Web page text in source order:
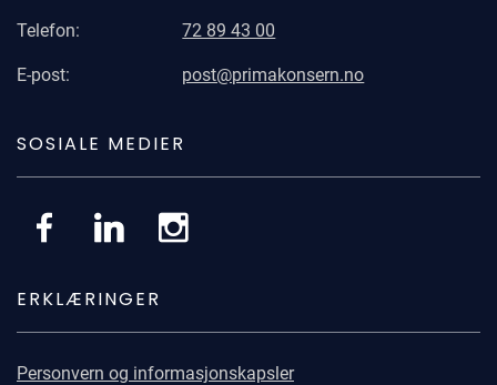
Telefon: 72 89 43 00
E-post: post@primakonsern.no
SOSIALE MEDIER
Gå til Facebook
Gå til LinkedIn
Gå til Instagram
ERKLÆRINGER
Personvern og informasjonskapsler